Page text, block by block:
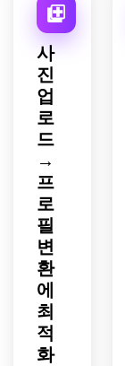
감 있
는 표
정,
밸런
스 잡
힌 의
료 브
랜딩
컬러,
부드
럽게
흐려
진 사
무실
배경,
정돈
된 복
장 스
타일
사
진
업
로
드
→
프
로
필
변
환
에
최
적
화